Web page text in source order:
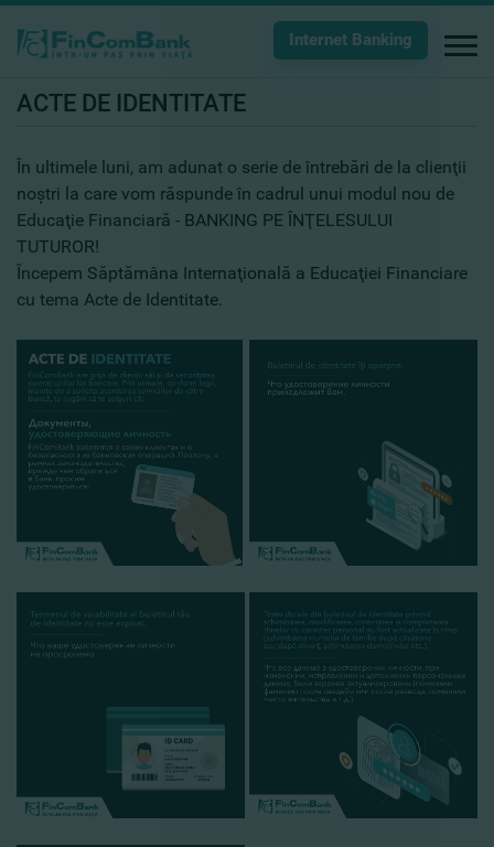
Internet Banking
ACTE DE IDENTITATE
În ultimele luni, am adunat o serie de întrebări de la clienţii
noştri la care vom răspunde în cadrul unui modul nou de
Educaţie Financiară - BANKING PE ÎNŢELESULUI
TUTUROR!
Începem Săptămâna Internaţională a Educaţiei Financiare
cu tema Acte de Identitate.